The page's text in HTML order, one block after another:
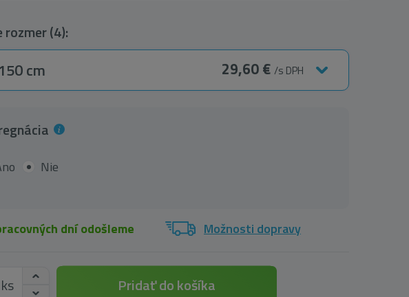
(4):
cm 29,60 € /s DPH
Nie
dní odošleme Možnosti dopravy
ks Pridať do košíka